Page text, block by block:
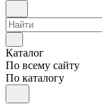
Каталог
По всему сайту
По каталогу